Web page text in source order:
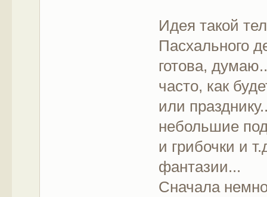
Идея такой
Пасхального
готова,
часто, как
или
небольшие
и грибочки и
фантазии...
Сначала